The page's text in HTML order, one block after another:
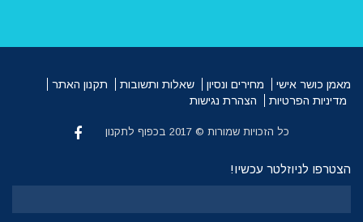
מאמן כושר אישי מחירים ונסיון שאלות ותשובות
תקנון האתר
מדיניות הפרטיות
הצהרת נגישות
כל הזכויות שמורות © 2017 בכפוף לתקנון
הצטרפו לניוזלטר עכשיו!